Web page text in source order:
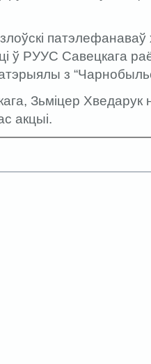
патэлефанаваў
ў РУУС Савецкага
з
Зьміцер Хведарук
акцыі.